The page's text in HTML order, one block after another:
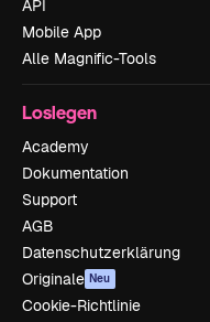
API
Mobile App
Alle Magnific-Tools
Loslegen
Academy
Dokumentation
Support
AGB
Datenschutzerklärung
Originale Neu
Cookie-Richtlinie